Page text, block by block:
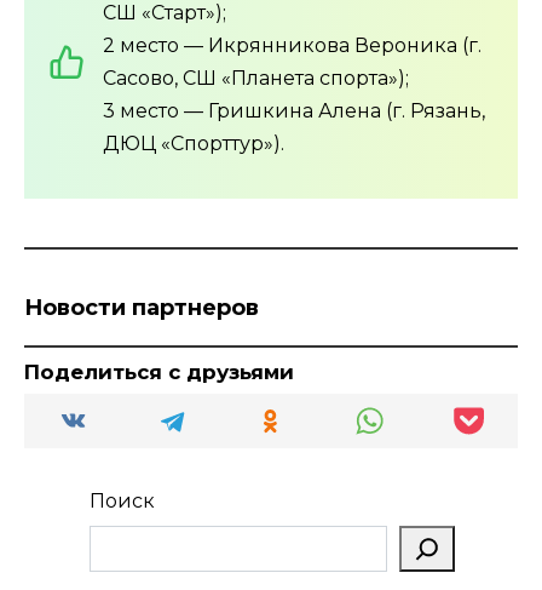
СШ «Старт»);
2 место — Икрянникова Вероника (г.
Сасово, СШ «Планета спорта»);
3 место — Гришкина Алена (г. Рязань,
ДЮЦ «Спорттур»).
Новости партнеров
Поделиться с друзьями
Поиск